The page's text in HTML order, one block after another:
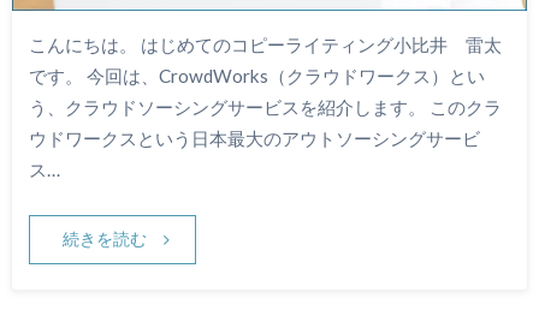
こんにちは。 はじめてのコピーライティング小比井 雷太
です。 今回は、CrowdWorks（クラウドワークス）とい
う、クラウドソーシングサービスを紹介します。 このクラ
ウドワークスという日本最大のアウトソーシングサービ
ス…
続きを読む